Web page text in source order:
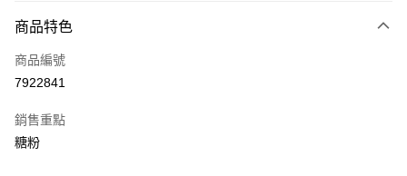
信用卡一次付款
LINE Pay
悠遊付
商品特色
商品編號
7922841
銷售重點
糖粉